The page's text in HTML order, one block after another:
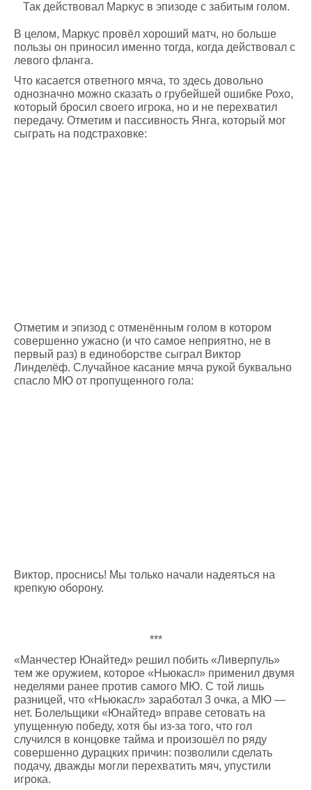
Так действовал Маркус в эпизоде с забитым голом.
В целом, Маркус провёл хороший матч, но больше
пользы он приносил именно тогда, когда действовал с
левого фланга.
Что касается ответного мяча, то здесь довольно
однозначно можно сказать о грубейшей ошибке Рохо,
который бросил своего игрока, но и не перехватил
передачу. Отметим и пассивность Янга, который мог
сыграть на подстраховке:
Отметим и эпизод с отменённым голом в котором
совершенно ужасно (и что самое неприятно, не в
первый раз) в единоборстве сыграл Виктор
Линделёф. Случайное касание мяча рукой буквально
спасло МЮ от пропущенного гола:
Виктор, проснись! Мы только начали надеяться на
крепкую оборону.
***
«Манчестер Юнайтед» решил побить «Ливерпуль»
тем же оружием, которое «Ньюкасл» применил двумя
неделями ранее против самого МЮ. С той лишь
разницей, что «Ньюкасл» заработал 3 очка, а МЮ —
нет. Болельщики «Юнайтед» вправе сетовать на
упущенную победу, хотя бы из-за того, что гол
случился в концовке тайма и произошёл по ряду
совершенно дурацких причин: позволили сделать
подачу, дважды могли перехватить мяч, упустили
игрока.